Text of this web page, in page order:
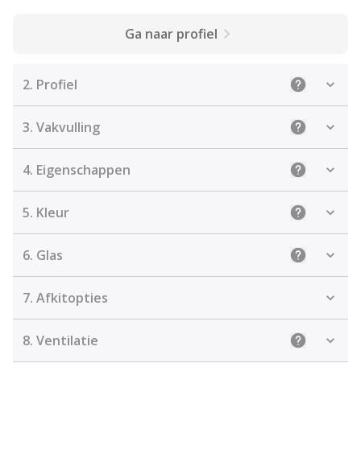
Ga naar profiel
2. Profiel Uitleg:
3. Vakvulling Uitleg: De
4. Eigenschappen Uitleg:
5. Kleur Uitleg:
6. Glas Uitleg:
7. Afkitopties
8. Ventilatie Uitleg: